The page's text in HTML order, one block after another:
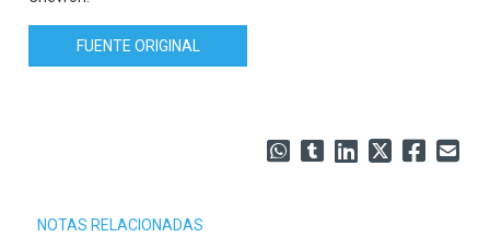
FUENTE ORIGINAL
NOTAS RELACIONADAS